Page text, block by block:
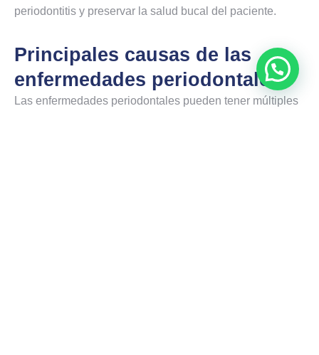
periodontitis y preservar la salud bucal del paciente.
Principales causas de las
enfermedades periodontales
Las enfermedades periodontales pueden tener múltiples